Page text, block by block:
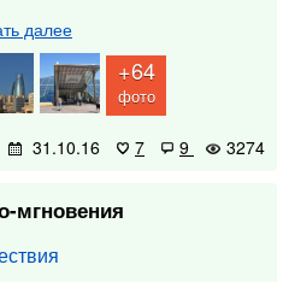
далее
+64
фото
31.10.16 7 9 3274
мгновения